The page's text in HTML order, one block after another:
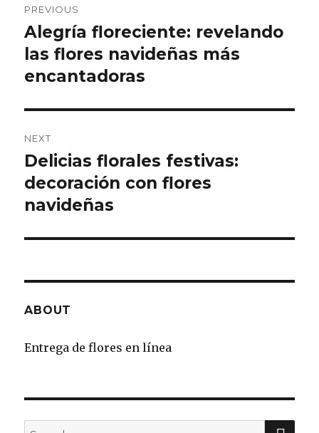
navigation
PREVIOUS
Previous
post:
Alegría floreciente: revelando
las flores navideñas más
encantadoras
NEXT
Next
post:
Delicias florales festivas:
decoración con flores
navideñas
ABOUT
Entrega de flores en línea
Search